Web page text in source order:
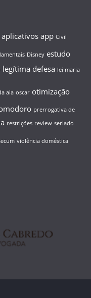
aplicativosapp Civil
Disney estudo
legítima defesa lei maria
aia oscar otimização
prerrogativa de
restrições review seriado
violência doméstica